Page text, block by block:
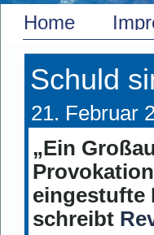
Home
Schuld
21. Februar
„Ein
eingestufte
schreibt